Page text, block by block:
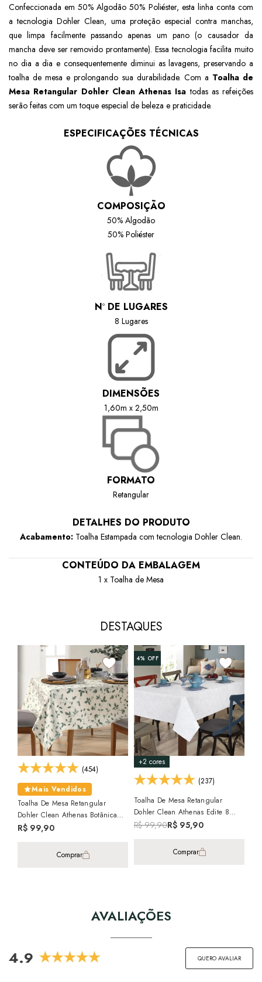
Confeccionada em 50% Algodão 50% Poliéster, esta linha conta com
a tecnologia Dohler Clean, uma proteção especial contra manchas,
que limpa facilmente passando apenas um pano (o causador da
mancha deve ser removido prontamente). Essa tecnologia facilita muito
no dia a dia e consequentemente diminui as lavagens, preservando a
toalha de mesa e prolongando sua durabilidade. Com a Toalha de
Mesa Retangular Dohler Clean Athenas Isa todas as refeições
serão feitas com um toque especial de beleza e praticidade.
ESPECIFICAÇÕES TÉCNICAS
COMPOSIÇÃO
50% Algodão
50% Poliéster
NºDE LUGARES
8 Lugares
DIMENSÕES
1,60m x 2,50m
FORMATO
Retangular
DETALHES DO PRODUTO
Acabamento: Toalha Estampada com tecnologia Dohler Clean.
CONTEÚDO DA EMBALAGEM
1 x Toalha de Mesa
DESTAQUES
(454)
Mais Vendidos
Toalha De Mesa Retangular
Dohler Clean Athenas Botânica
Folhas 8 Lugares 1,60m X 2,50m
R$ 99,90
Comprar
4% OFF
+2 cores
(237)
Toalha De Mesa Retangular
Dohler Clean Athenas Edite 8
Lugares 1,60m X 2,50m
R$ 99,90R$ 95,90
Comprar
AVALIAÇÕES
4.9 QUERO AVALIAR